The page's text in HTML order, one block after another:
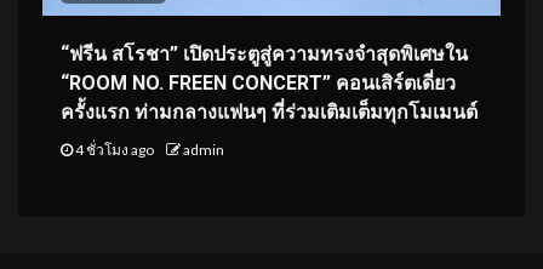
“ฟรีน สโรชา” เปิดประตูสู่ความทรงจำสุดพิเศษใน
“ROOM NO. FREEN CONCERT” คอนเสิร์ตเดี่ยว
ครั้งแรก ท่ามกลางแฟนๆ ที่ร่วมเติมเต็มทุกโมเมนต์
4 ชั่วโมง ago admin